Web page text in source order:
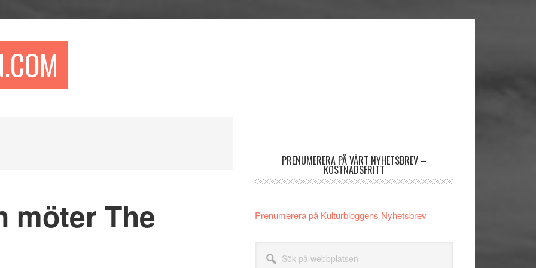
möter The
PRENUMERERA PÅ VÅRT NYHETSBREV –
KOSTNADSFRITT
Prenumerera på Kulturbloggens Nyhetsbrev